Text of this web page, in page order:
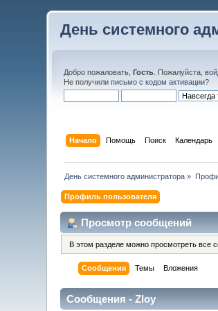
День системного
Добро пожаловать,Гость . Пожалуйста,
Не получилиписьмо с кодом активации?
Начало Помощь Поиск Календарь
День системного администратора »
Профиль пользователя
Просмотр сообщений
В этом разделе можно просмотреть все
Сообщения Темы Вложения
Сообщения - Zloy